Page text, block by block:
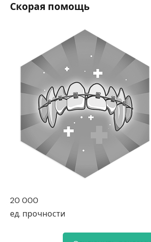
Скорая помощь
20 000
ед. прочности